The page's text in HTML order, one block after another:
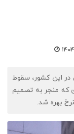
در این کشور، سقوط
که منجر به تصمیم